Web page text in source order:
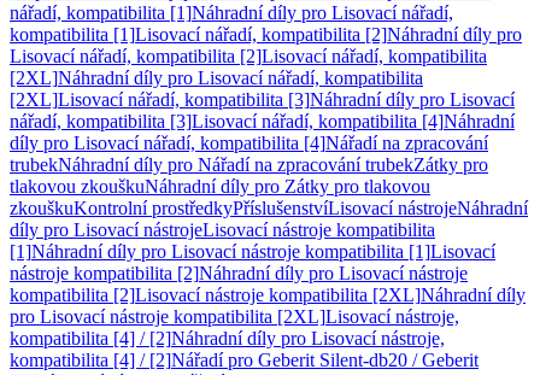
nářadí, kompatibilita [1]Náhradní díly pro Lisovací nářadí,
kompatibilita [1]Lisovací nářadí, kompatibilita [2]Náhradní díly pro
Lisovací nářadí, kompatibilita [2]Lisovací nářadí, kompatibilita
[2XL]Náhradní díly pro Lisovací nářadí, kompatibilita
[2XL]Lisovací nářadí, kompatibilita [3]Náhradní díly pro Lisovací
nářadí, kompatibilita [3]Lisovací nářadí, kompatibilita [4]Náhradní
díly pro Lisovací nářadí, kompatibilita [4]Nářadí na zpracování
trubekNáhradní díly pro Nářadí na zpracování trubekZátky pro
tlakovou zkouškuNáhradní díly pro Zátky pro tlakovou
zkouškuKontrolní prostředkyPříslušenstvíLisovací nástrojeNáhradní
díly pro Lisovací nástrojeLisovací nástroje kompatibilita
[1]Náhradní díly pro Lisovací nástroje kompatibilita [1]Lisovací
nástroje kompatibilita [2]Náhradní díly pro Lisovací nástroje
kompatibilita [2]Lisovací nástroje kompatibilita [2XL]Náhradní díly
pro Lisovací nástroje kompatibilita [2XL]Lisovací nástroje,
kompatibilita [4] / [2]Náhradní díly pro Lisovací nástroje,
kompatibilita [4] / [2]Nářadí pro Geberit Silent-db20 / Geberit